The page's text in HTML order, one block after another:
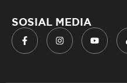
SOSIAL MEDIA